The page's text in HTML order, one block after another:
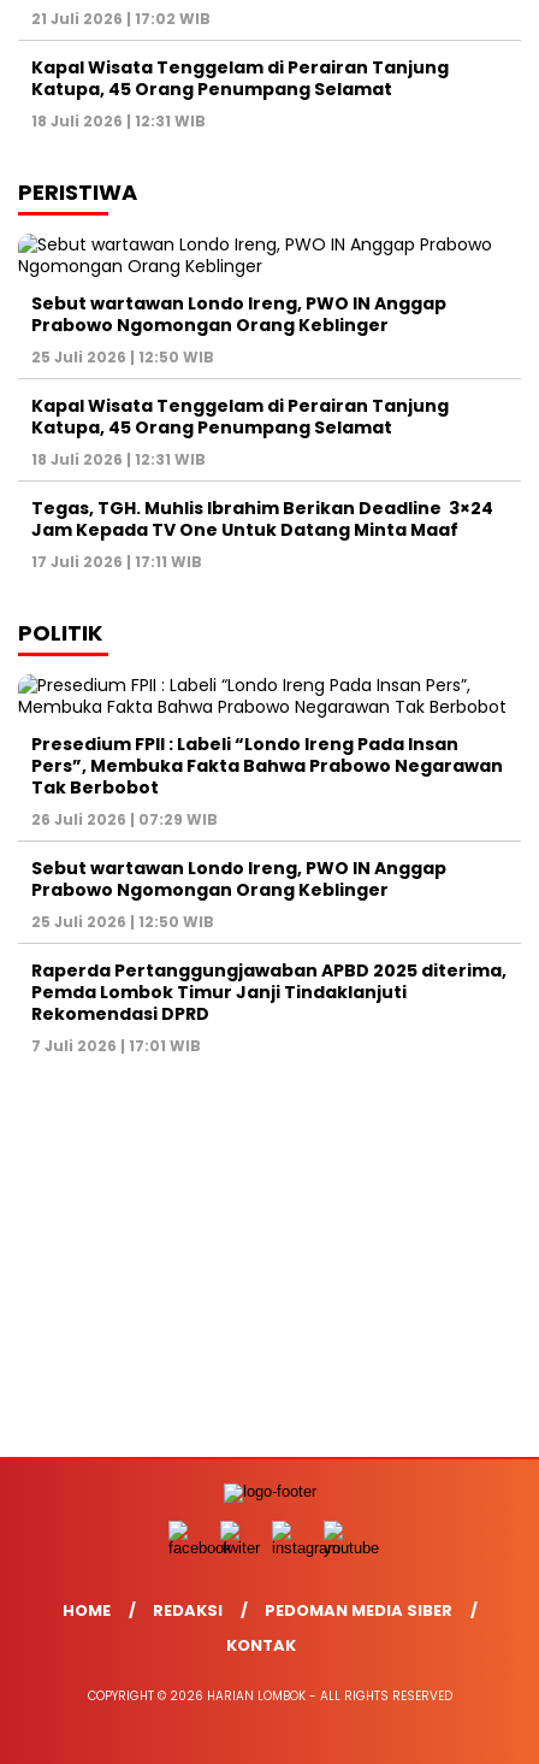
21 Juli 2026 | 17:02 WIB
Kapal Wisata Tenggelam di Perairan Tanjung
Katupa, 45 Orang Penumpang Selamat
18 Juli 2026 | 12:31 WIB
PERISTIWA
Sebut wartawan Londo Ireng, PWO IN Anggap
Prabowo Ngomongan Orang Keblinger
25 Juli 2026 | 12:50 WIB
Kapal Wisata Tenggelam di Perairan Tanjung
Katupa, 45 Orang Penumpang Selamat
18 Juli 2026 | 12:31 WIB
Tegas, TGH. Muhlis Ibrahim Berikan Deadline 3×24
Jam Kepada TV One Untuk Datang Minta Maaf
17 Juli 2026 | 17:11 WIB
POLITIK
Presedium FPII : Labeli “Londo Ireng Pada Insan
Pers”, Membuka Fakta Bahwa Prabowo Negarawan
Tak Berbobot
26 Juli 2026 | 07:29 WIB
Sebut wartawan Londo Ireng, PWO IN Anggap
Prabowo Ngomongan Orang Keblinger
25 Juli 2026 | 12:50 WIB
Raperda Pertanggungjawaban APBD 2025 diterima,
Pemda Lombok Timur Janji Tindaklanjuti
Rekomendasi DPRD
7 Juli 2026 | 17:01 WIB
HOME REDAKSI
PEDOMAN MEDIA SIBER
KONTAK
COPYRIGHT © 2026 HARIAN LOMBOK - ALL RIGHTS RESERVED